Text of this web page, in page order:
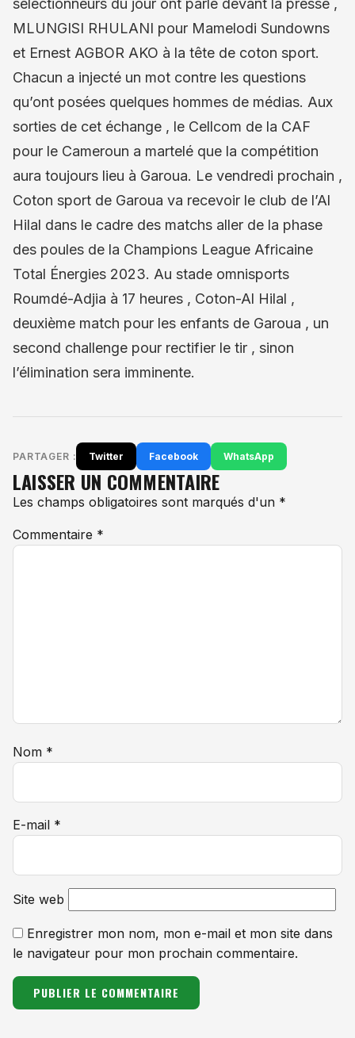
sélectionneurs du jour ont parlé devant la presse ,
MLUNGISI RHULANI pour Mamelodi Sundowns
et Ernest AGBOR AKO à la tête de coton sport.
Chacun a injecté un mot contre les questions
qu’ont posées quelques hommes de médias. Aux
sorties de cet échange , le Cellcom de la CAF
pour le Cameroun a martelé que la compétition
aura toujours lieu à Garoua. Le vendredi prochain ,
Coton sport de Garoua va recevoir le club de l’Al
Hilal dans le cadre des matchs aller de la phase
des poules de la Champions League Africaine
Total Énergies 2023. Au stade omnisports
Roumdé-Adjia à 17 heures , Coton-Al Hilal ,
deuxième match pour les enfants de Garoua , un
second challenge pour rectifier le tir , sinon
l’élimination sera imminente.
PARTAGER : Twitter Facebook WhatsApp
LAISSER UN COMMENTAIRE
Les champs obligatoires sont marqués d'un *
Commentaire *
Nom *
E-mail *
Site web
Enregistrer mon nom, mon e-mail et mon site dans
le navigateur pour mon prochain commentaire.